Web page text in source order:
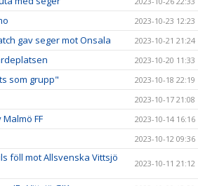
2023-10-23 12:23
gav seger mot Onsala 2023-10-21 21:24
2023-10-20 11:33
som grupp" 2023-10-18 22:19
2023-10-17 21:08
FF 2023-10-14 16:16
2023-10-12 09:36
föll mot Allsvenska Vittsjö
2023-10-11 21:12